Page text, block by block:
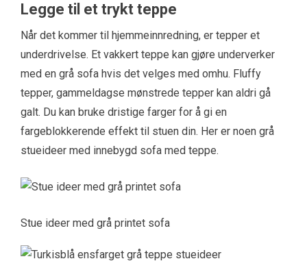
Legge til et trykt teppe
Når det kommer til hjemmeinnredning, er tepper et
underdrivelse. Et vakkert teppe kan gjøre underverker
med en grå sofa hvis det velges med omhu. Fluffy
tepper, gammeldagse mønstrede tepper kan aldri gå
galt. Du kan bruke dristige farger for å gi en
fargeblokkerende effekt til stuen din. Her er noen grå
stueideer med innebygd sofa med teppe.
Stue ideer med grå printet sofa